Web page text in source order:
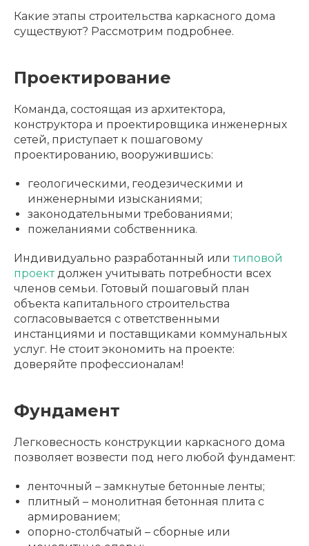
Какие этапы строительства каркасного дома
существуют? Рассмотрим подробнее.
Проектирование
Команда, состоящая из архитектора,
конструктора и проектировщика инженерных
сетей, приступает к пошаговому
проектированию, вооружившись:
геологическими, геодезическими и
инженерными изысканиями;
законодательными требованиями;
пожеланиями собственника.
Индивидуально разработанный илитиповой
проектдолжен учитывать потребности всех
членов семьи. Готовый пошаговый план
объекта капитального строительства
согласовывается с ответственными
инстанциями и поставщиками коммунальных
услуг. Не стоит экономить на проекте:
доверяйте профессионалам!
Фундамент
Легковесность конструкции каркасного дома
позволяет возвести под него любой фундамент:
ленточный – замкнутые бетонные ленты;
плитный – монолитная бетонная плита с
армированием;
опорно-столбчатый – сборные или